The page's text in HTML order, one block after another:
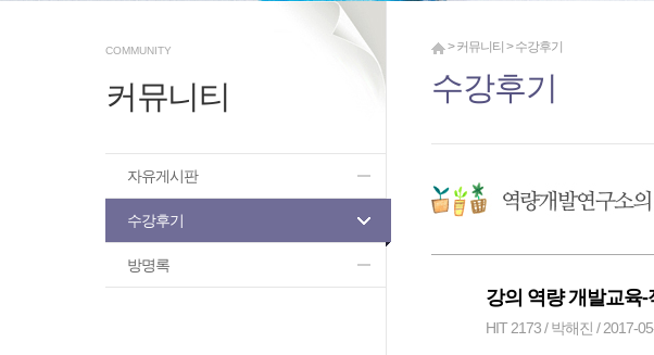
COMMUNITY
커뮤니티
자유게시판
수강후기
방명록
> 커뮤니티 > 수강후기
수강후기
강의 역량 개발교육
HIT 2173 / 박해진 / 2017-